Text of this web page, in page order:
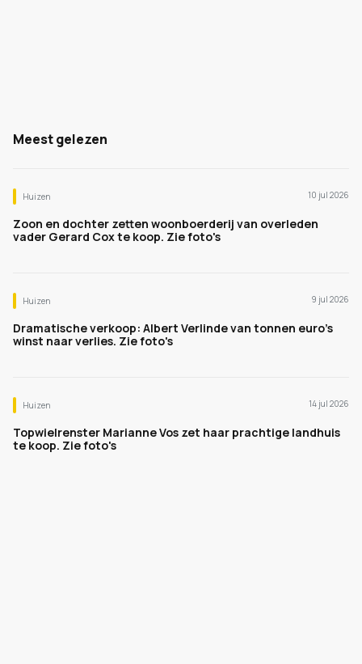
Meest gelezen
Huizen 10 jul 2026
Zoon en dochter zetten woonboerderij van overleden
vader Gerard Cox te koop. Zie foto's
Huizen 9 jul 2026
Dramatische verkoop: Albert Verlinde van tonnen euro's
winst naar verlies. Zie foto's
Huizen 14 jul 2026
Topwielrenster Marianne Vos zet haar prachtige landhuis
te koop. Zie foto's